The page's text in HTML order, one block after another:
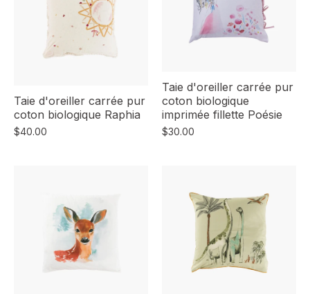
Taie d'oreiller carrée pur
coton biologique Raphia
$40.00
Taie d'oreiller carrée pur
coton biologique
imprimée fillette Poésie
$30.00